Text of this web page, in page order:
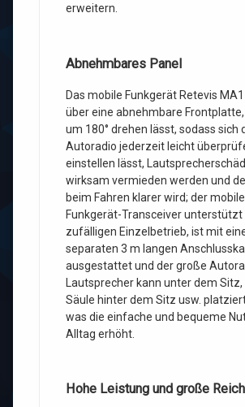
erweitern.
Abnehmbares Panel
Das mobile Funkgerät Retevis
über eine abnehmbare Frontplatte,
um 180° drehen lässt, sodass sich
Autoradio jederzeit leicht
einstellen lässt,
wirksam vermieden werden und
beim Fahren klarer wird; der mobile
Funkgerät-Transceiver unterstützt
zufälligen Einzelbetrieb, ist mit
separaten 3 m langen
ausgestattet und der große
Lautsprecher kann unter dem
Säule hinter dem Sitz usw.
was die einfache und bequeme
Alltag erhöht.
Hohe Leistung und große